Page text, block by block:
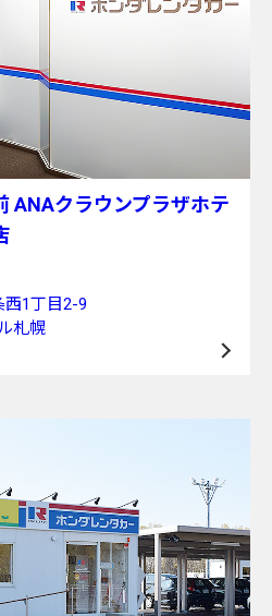
ANAクラウンプラザホテ
1丁目2-9
札幌